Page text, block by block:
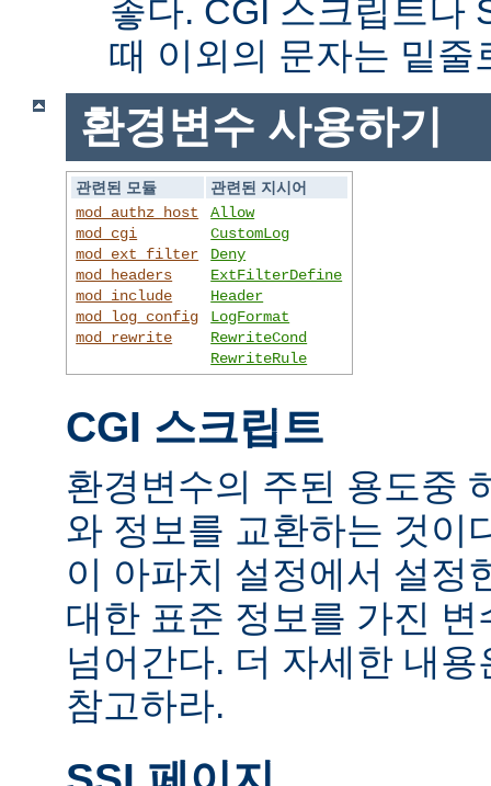
좋다. CGI 스크립트나
때 이외의 문자는 밑줄
환경변수 사용하기
관련된 모듈
관련된 지시어
mod_authz_host
mod_cgi
mod_ext_filter
mod_headers
mod_include
mod_log_config
mod_rewrite
Allow
CustomLog
Deny
ExtFilterDefine
Header
LogFormat
RewriteCond
RewriteRule
CGI 스크립트
환경변수의 주된 용도중
와 정보를 교환하는 것이
이 아파치 설정에서 설정
대한 표준 정보를 가진
넘어간다. 더 자세한 내
참고하라.